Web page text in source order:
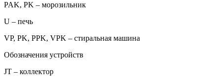
PAK, PK – морозильник
U – печь
VP, PK, PPK, VPK – стиральная машина
Обозначения устройств
JT – коллектор